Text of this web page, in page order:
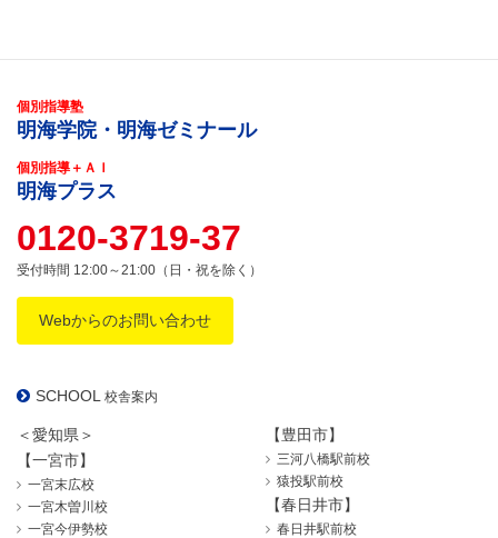
個別指導塾
明海学院・明海ゼミナール
個別指導＋ＡＩ
明海プラス
0120-3719-37
受付時間 12:00～21:00（日・祝を除く）
Webからのお問い合わせ
SCHOOL 校舎案内
＜愛知県＞
【一宮市】
一宮末広校
一宮木曽川校
一宮今伊勢校
【豊田市】
三河八橋駅前校
猿投駅前校
【春日井市】
春日井駅前校